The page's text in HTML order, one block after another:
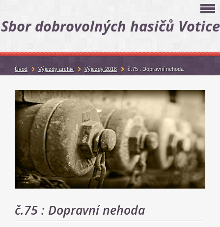
Sbor dobrovolných hasičů Votice
č.75 : Dopravní nehoda
Úvod Výjezdy archiv Výjezdy 2018 č.75 : Dopravní nehoda